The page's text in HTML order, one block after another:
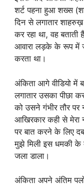
शर्ट पहना हुआ शख्स
दिन से लगातार
कर रहा था, वह
आवारा लड़के के रूप में
करता था।
अंकिता आगे वीडियो में
लगातार उसका पीछा
को उसने गंभीर तौर
आखिरकार कही से मेरा
पर बात करने के लिए
मुझे मिली इस धमकी
जला डाला।
अंकिता अपने अंतिम